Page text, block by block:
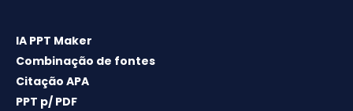
IA PPT Maker
Combinação de fontes
Citação APA
PPT p/ PDF